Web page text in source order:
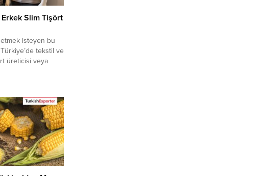
Slim Tişört
isteyen bu
tekstil ve
üreticisi veya
firmalar teklif
pazarı fırsatı
ile TE üyelik
alım...